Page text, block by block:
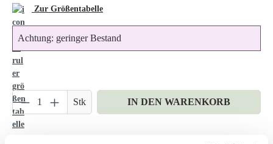
Zur Größentabelle
Achtung: geringer Bestand
Produkt Anzahl: Gib den gewünschten Wert
Stk IN DEN WARENKORB